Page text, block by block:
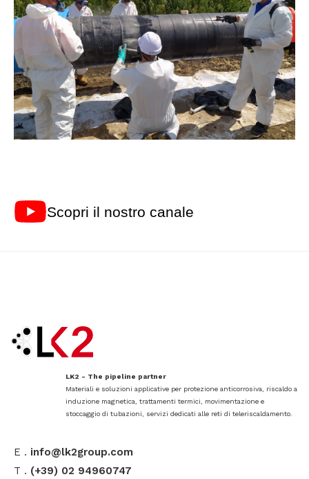
Scopri il nostro canale
LK2 - The pipeline partner
Materiali e soluzioni applicative per protezione anticorrosiva, riscaldo a
induzione magnetica, trattamenti termici, movimentazione e
stoccaggio di tubazioni, servizi dedicati alle reti di teleriscaldamento.
E . info@lk2group.com
T . (+39) 02 94960747